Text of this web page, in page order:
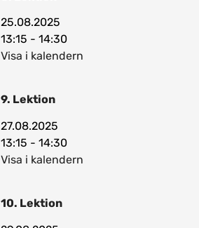
25.08.2025
13:15 - 14:30
Visa i kalendern
9. Lektion
27.08.2025
13:15 - 14:30
Visa i kalendern
10. Lektion